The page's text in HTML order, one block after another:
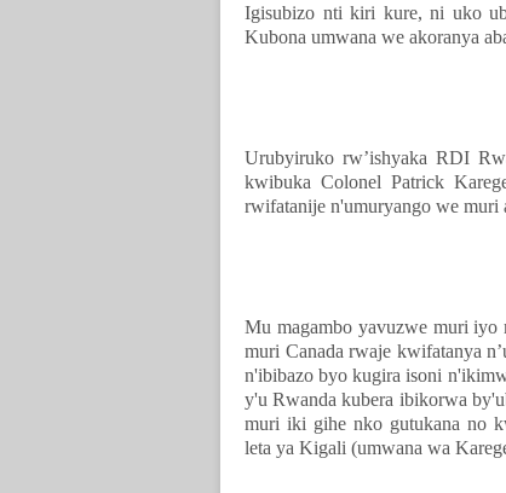
Igisubizo nti kiri kure, ni uko
Kubona umwana we akoranya
Urubyiruko rw’ishyaka RDI
kwibuka Colonel Patrick
rwifatanije n'umuryango we muri
Mu magambo yavuzwe muri
muri Canada rwaje kwifatanya
n'ibibazo byo kugira isoni
y'u Rwanda kubera ibikorwa
muri iki gihe nko gutukana no
leta ya Kigali (umwana wa